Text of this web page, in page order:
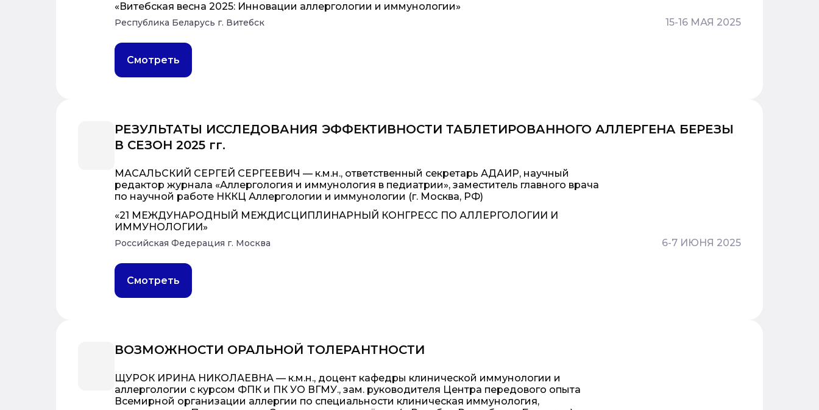
«Витебская весна 2025: Инновации аллергологии и иммунологии»
Республика Беларусь г. Витебск 15-16 МАЯ 2025
Смотреть
РЕЗУЛЬТАТЫ ИССЛЕДОВАНИЯ ЭФФЕКТИВНОСТИ ТАБЛЕТИРОВАННОГО АЛЛЕРГЕНА БЕРЕЗЫ
В СЕЗОН 2025 гг.
МАСАЛЬСКИЙ СЕРГЕЙ СЕРГЕЕВИЧ — к.м.н., ответственный секретарь АДАИР, научный
редактор журнала «Аллергология и иммунология в педиатрии», заместитель главного врача
по научной работе НККЦ Аллергологии и иммунологии (г. Москва, РФ)
«21 МЕЖДУНАРОДНЫЙ МЕЖДИСЦИПЛИНАРНЫЙ КОНГРЕСС ПО АЛЛЕРГОЛОГИИ И
ИММУНОЛОГИИ»
Российская Федерация г. Москва 6-7 ИЮНЯ 2025
Смотреть
ВОЗМОЖНОСТИ ОРАЛЬНОЙ ТОЛЕРАНТНОСТИ
ЩУРОК ИРИНА НИКОЛАЕВНА — к.м.н., доцент кафедры клинической иммунологии и
аллергологии с курсом ФПК и ПК УО ВГМУ., зам. руководителя Центра передового опыта
Всемирной организации аллергии по специальности клиническая иммунология,